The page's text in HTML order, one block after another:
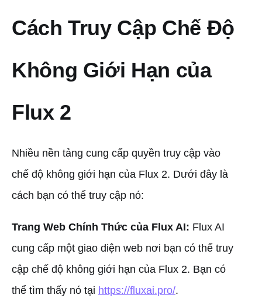
Cách Truy Cập Chế Độ
Không Giới Hạn của
Flux 2
Nhiều nền tảng cung cấp quyền truy cập vào
chế độ không giới hạn của Flux 2. Dưới đây là
cách bạn có thể truy cập nó:
Trang Web Chính Thức của Flux AI: Flux AI
cung cấp một giao diện web nơi bạn có thể truy
cập chế độ không giới hạn của Flux 2. Bạn có
thể tìm thấy nó tại https://fluxai.pro/.